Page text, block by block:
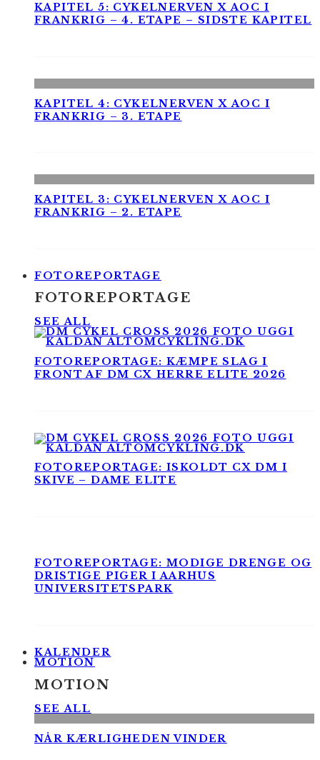
KAPITEL 5: CYKELNERVEN X AOC I
FRANKRIG – 4. ETAPE – SIDSTE KAPITEL
KAPITEL 4: CYKELNERVEN X AOC I
FRANKRIG – 3. ETAPE
KAPITEL 3: CYKELNERVEN X AOC I
FRANKRIG – 2. ETAPE
FOTOREPORTAGE
FOTOREPORTAGE
SEE ALL
FOTOREPORTAGE: KÆMPE SLAG I
FRONT AF DM CX HERRE ELITE 2026
FOTOREPORTAGE: ISKOLDT CX DM I
SKIVE – DAME ELITE
FOTOREPORTAGE: MODIGE DRENGE OG
DRISTIGE PIGER I AARHUS
UNIVERSITETSPARK
KALENDER
MOTION
MOTION
SEE ALL
NÅR KÆRLIGHEDEN VINDER